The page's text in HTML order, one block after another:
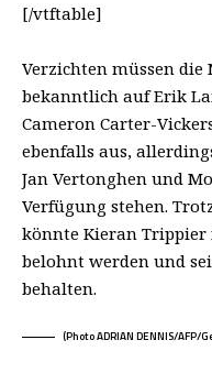
[/vtftable]
Verzichten müssen die
bekanntlich auf Erik
Cameron Carter-
ebenfalls aus,
Jan Vertonghen und
Verfügung stehen.
könnte Kieran Trippier
belohnt werden und
behalten.
(Photo ADRIAN DENNIS/AFP/